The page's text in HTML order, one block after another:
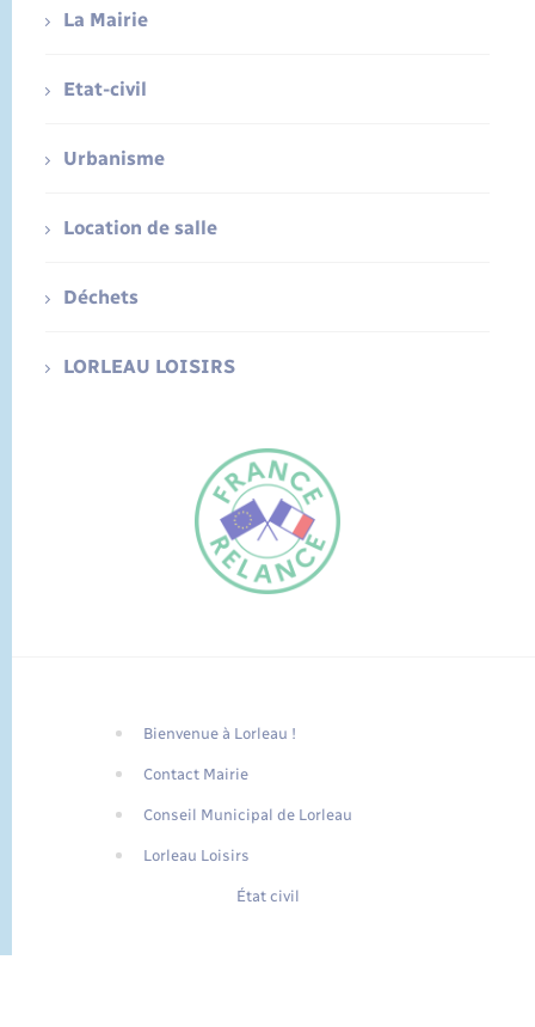
Traduction du
FR
La Mairie
Etat-civil
Urbanisme
Location de salle
Déchets
LORLEAU LOISIRS
Bienvenue à Lorleau !
Contact Mairie
Conseil Municipal de Lorleau
Lorleau Loisirs
État civil